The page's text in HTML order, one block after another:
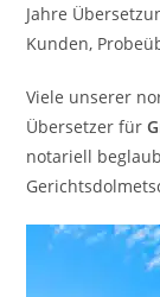
Jahre
Kunden,
Viele unserer
Übersetzer für
notariell